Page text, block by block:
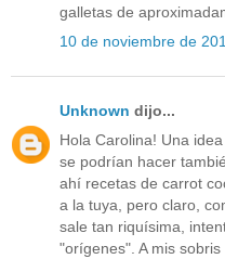
galletas de
10 de noviembre de
Unknown dijo...
Hola Carolina! Una
se podrían hacer
ahí recetas de carrot
a la tuya, pero claro,
sale tan riquísima,
"orígenes". A mis